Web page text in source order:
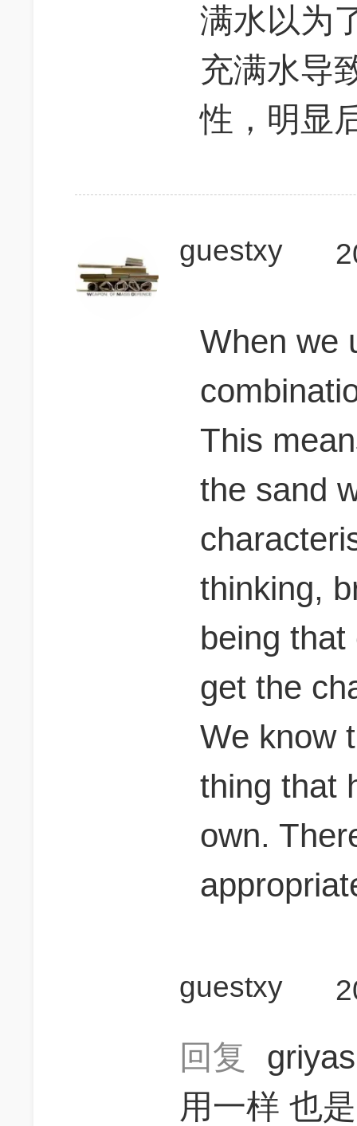
满水以为
充满水导
性，明显
guestxy
When we
This
the sand
thinking,
being
get the
We know
thing that
own.
guestxy
回复
用一样 也